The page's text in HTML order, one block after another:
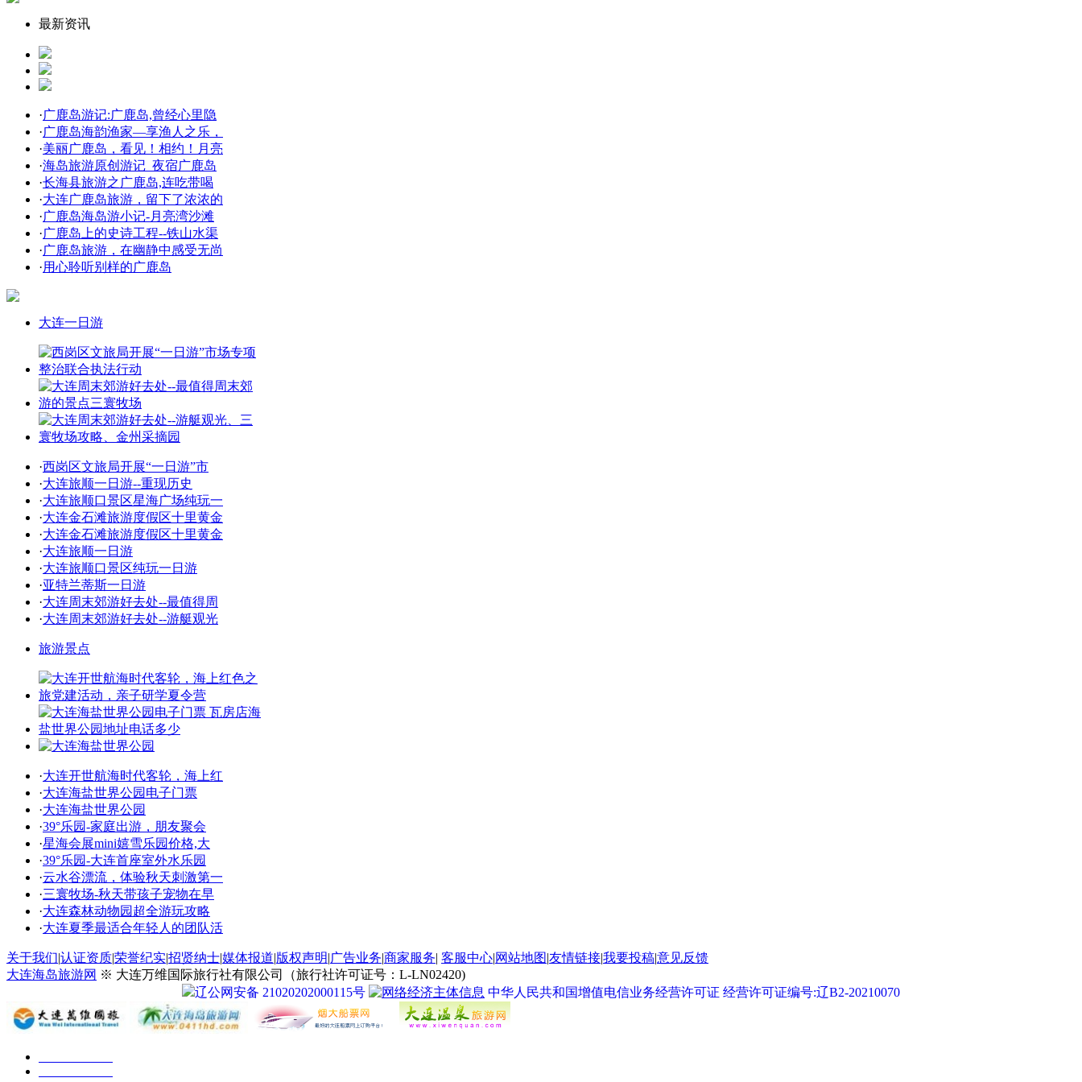
最新资讯
·广鹿岛游记:广鹿岛,曾经心里隐
·广鹿岛海韵渔家—享渔人之乐，
·美丽广鹿岛，看见！相约！月亮
·海岛旅游原创游记_夜宿广鹿岛
·长海县旅游之广鹿岛,连吃带喝
·大连广鹿岛旅游，留下了浓浓的
·广鹿岛海岛游小记-月亮湾沙滩
·广鹿岛上的史诗工程--铁山水渠
·广鹿岛旅游，在幽静中感受无尚
·用心聆听别样的广鹿岛
大连一日游
·西岗区文旅局开展“一日游”市
·大连旅顺一日游--重现历史
·大连旅顺口景区星海广场纯玩一
·大连金石滩旅游度假区十里黄金
·大连金石滩旅游度假区十里黄金
·大连旅顺一日游
·大连旅顺口景区纯玩一日游
·亚特兰蒂斯一日游
·大连周末郊游好去处--最值得周
·大连周末郊游好去处--游艇观光
旅游景点
·大连开世航海时代客轮，海上红
·大连海盐世界公园电子门票
·大连海盐世界公园
·39°乐园-家庭出游，朋友聚会
·星海会展mini嬉雪乐园价格,大
·39°乐园-大连首座室外水乐园
·云水谷漂流，体验秋天刺激第一
·三寰牧场-秋天带孩子宠物在早
·大连森林动物园超全游玩攻略
·大连夏季最适合年轻人的团队活
关于我们|认证资质|荣誉纪实|招贤纳士|媒体报道|版权声明|广告业务|商家服务| 客服中心|网站地图|友情链接|我要投稿|意见反馈
大连海岛旅游网 ※ 大连万维国际旅行社有限公司（旅行社许可证号：L-LN02420)
辽公网安备 21020202000115号
中华人民共和国增值电信业务经营许可证 经营许可证编号:辽B2-20210070